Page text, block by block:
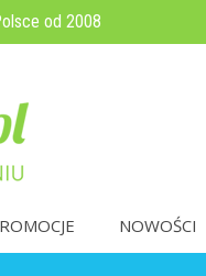
od 2008
NOWOŚCI